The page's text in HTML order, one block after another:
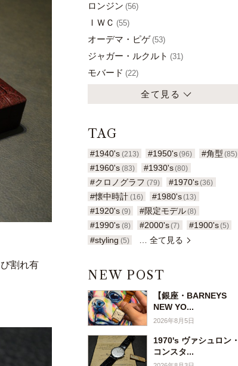
割れ有
ロンジン (56)
ＩＷＣ (55)
オーデマ・ピゲ (53)
ジャガー・ルクルト (31)
モバード (22)
全て見る
TAG
#1940's (213) #1950's(96) #角型 (85)
#1960's (83) #1930's(80)
#クロノグラフ (79) #1970's(36)
#懐中時計 (16) #1980's(13)
#1920's (9) #限定モデル(8)
#1990's (8) #2000's(7) #1900's(5)
#styling (5) … 全て見る
NEW POST
【銀座・BARNEYS
NEW YO...
2026年8月5日
1970's ヴァシュロン・
コンスタ...